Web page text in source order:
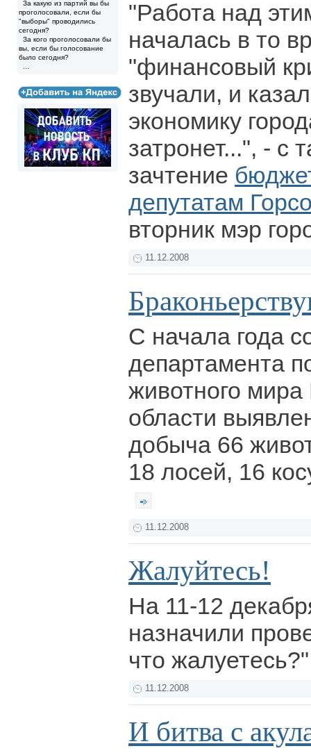
За какую из партий вы бы
проголосовали, если бы
"выборы" проводились
сегодня?
За кого проголосовали бы
вы, если бы голосование
было сегодня?
"Работа над
началась в то
"финансовый
звучали, и
экономику
затронет...", - с
зачтение
депутатам
вторник мэр
11.12.2008
С начала года
департамента
животного
области
добыча 66
18 лосей, 16
11.12.2008
Жалуйтесь!
На 11-12
назначили
что
11.12.2008
И битва с